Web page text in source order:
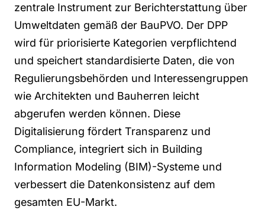
zentrale Instrument zur Berichterstattung über
Umweltdaten gemäß der BauPVO. Der DPP
wird für priorisierte Kategorien verpflichtend
und speichert standardisierte Daten, die von
Regulierungsbehörden und Interessengruppen
wie Architekten und Bauherren leicht
abgerufen werden können. Diese
Digitalisierung fördert Transparenz und
Compliance, integriert sich in Building
Information Modeling (BIM)-Systeme und
verbessert die Datenkonsistenz auf dem
gesamten EU-Markt.